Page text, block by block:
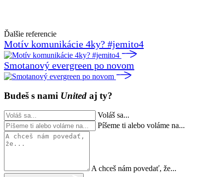
Ďalšie referencie
Motív komunikácie 4ky? #jemito4
Smotanový evergreen po novom
Budeš s nami United aj ty?
Voláš sa...
Píšeme ti alebo voláme na...
A chceš nám povedať, že...